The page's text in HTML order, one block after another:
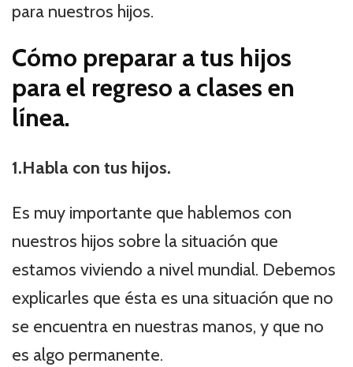
para nuestros hijos.
Cómo preparar a tus hijos
para el regreso a clases en
línea.
1.Habla con tus hijos.
Es muy importante que hablemos con
nuestros hijos sobre la situación que
estamos viviendo a nivel mundial. Debemos
explicarles que ésta es una situación que no
se encuentra en nuestras manos, y que no
es algo permanente.